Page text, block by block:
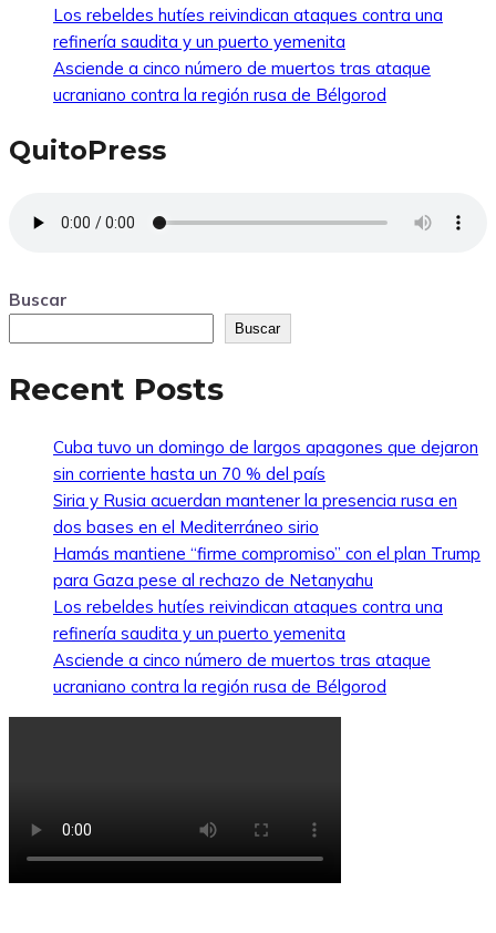
Los rebeldes hutíes reivindican ataques contra una
refinería saudita y un puerto yemenita
Asciende a cinco número de muertos tras ataque
ucraniano contra la región rusa de Bélgorod
QuitoPress
Buscar
Buscar
Recent Posts
Cuba tuvo un domingo de largos apagones que dejaron
sin corriente hasta un 70 % del país
Siria y Rusia acuerdan mantener la presencia rusa en
dos bases en el Mediterráneo sirio
Hamás mantiene “firme compromiso” con el plan Trump
para Gaza pese al rechazo de Netanyahu
Los rebeldes hutíes reivindican ataques contra una
refinería saudita y un puerto yemenita
Asciende a cinco número de muertos tras ataque
ucraniano contra la región rusa de Bélgorod